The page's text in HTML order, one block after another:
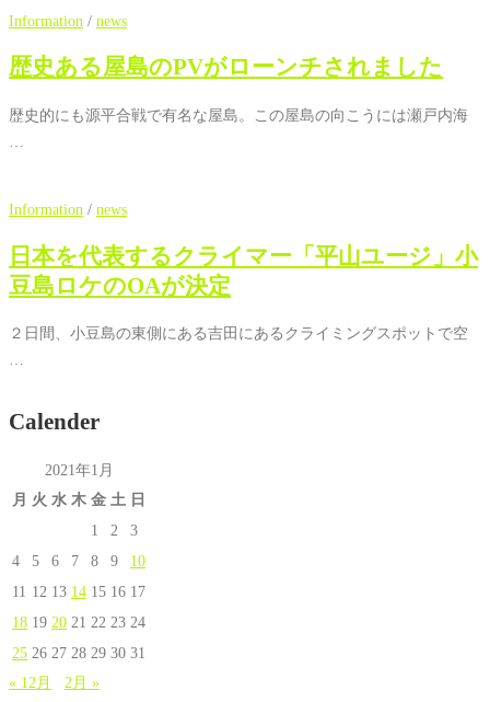
Information / news
歴史ある屋島のPVがローンチされました
歴史的にも源平合戦で有名な屋島。この屋島の向こうには瀬戸内海
Information / news
日本を代表するクライマー「平山ユージ」小
豆島ロケのOAが決定
２日間、小豆島の東側にある吉田にあるクライミングスポットで空
…
Calender
2021年1月
月 火 水 木 金 土 日
1
2
3
4
5 6 7 8 9
10
11 12 13 14 15 16 17
18 19 20 21 22 23 24
25 26 27 28 29 30 31
« 12月
2月 »